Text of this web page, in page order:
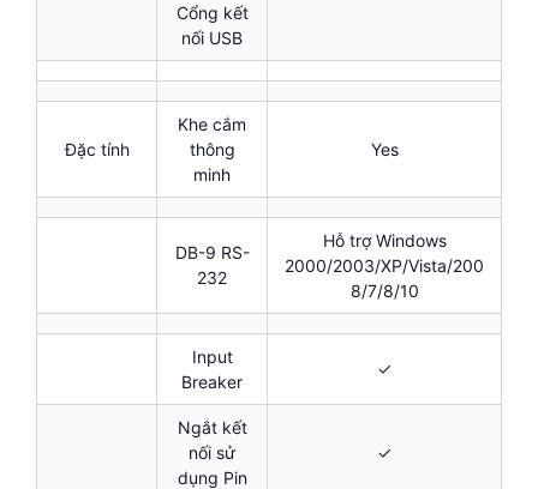
Cổng kết
nối USB
Đặc tính
Khe cắm
thông
minh
Yes
DB-9 RS-
232
Hỗ trợ Windows
2000/2003/XP/Vista/200
8/7/8/10
Input
Breaker
✓
Ngắt kết
nối sử
dụng Pin
✓